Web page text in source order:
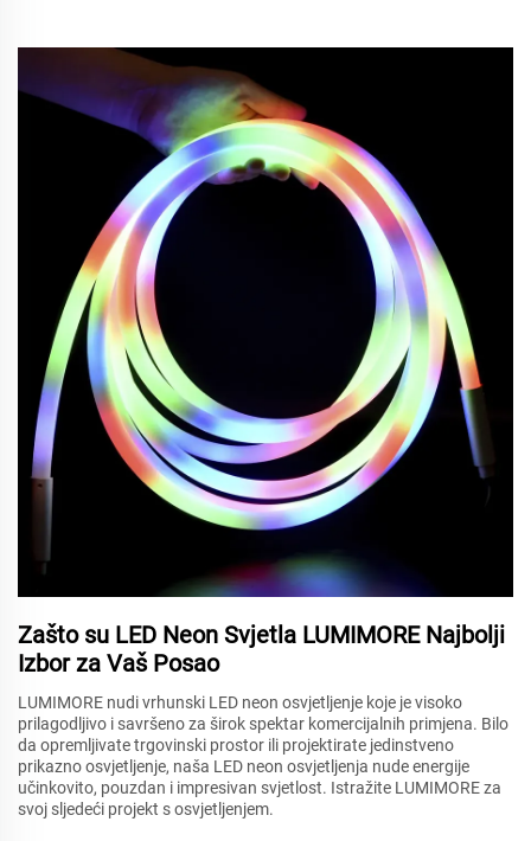
Zašto su LED Neon Svjetla LUMIMORE Najbolji
Izbor za Vaš Posao
LUMIMORE nudi vrhunski LED neon osvjetljenje koje je visoko
prilagodljivo i savršeno za širok spektar komercijalnih primjena. Bilo
da opremljivate trgovinski prostor ili projektirate jedinstveno
prikazno osvjetljenje, naša LED neon osvjetljenja nude energije
učinkovito, pouzdan i impresivan svjetlost. Istražite LUMIMORE za
svoj sljedeći projekt s osvjetljenjem.